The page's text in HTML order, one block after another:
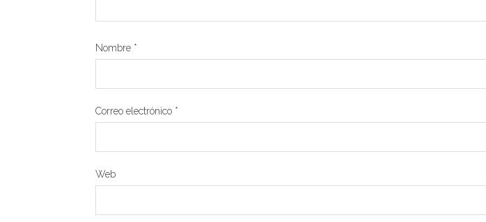
Nombre *
Correo electrónico *
Web